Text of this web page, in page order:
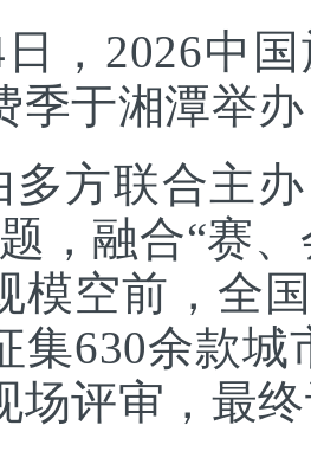
日，2026中
季于湘潭举
方联合主办
，融合“赛
模空前，全
集630余款
场评审，最